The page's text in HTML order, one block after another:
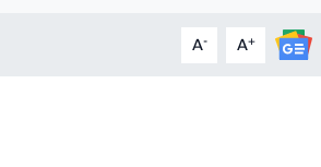
A- A+